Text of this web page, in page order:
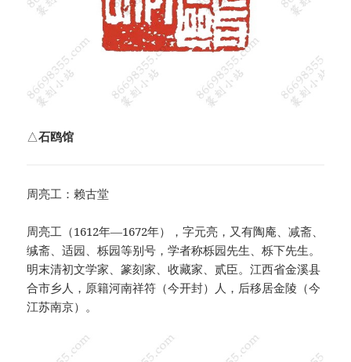
△石鸥馆
周亮工：赖古堂
周亮工（1612年—1672年），字元亮，又有陶庵、减斋、
缄斋、适园、栎园等别号，学者称栎园先生、栎下先生。
明末清初文学家、篆刻家、收藏家、贰臣。江西省金溪县
合市乡人，原籍河南祥符（今开封）人，后移居金陵（今
江苏南京）。